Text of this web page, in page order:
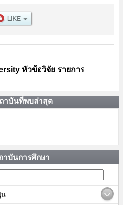
หัวข้อวิจัย รายการ
าบันที่พบล่าสุด
าบันการศึกษา
น